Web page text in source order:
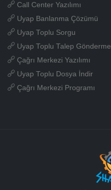
Call Center Yazılımı
Uyap Banlanma Çözümü
Uyap Toplu Sorgu
Uyap Toplu Talep Gönderme
Çağrı Merkezi Yazılımı
Uyap Toplu Dosya İndir
Çağrı Merkezi Programı